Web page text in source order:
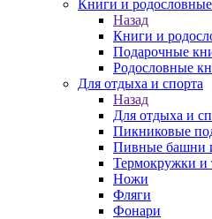
Книги и родословные
Назад
Книги и
Подарочные
Родословные
Для отдыха и спорта
Назад
Для отдыха и
Пикниковые
Пивные башни
Термокружки и
Ножи
Фляги
Фонари